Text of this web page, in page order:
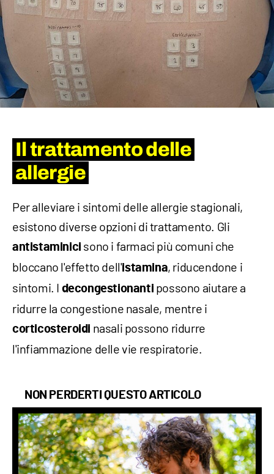
Il trattamento delle
allergie
Per alleviare i sintomi delle allergie stagionali,
esistono diverse opzioni di trattamento. Gli
antistaminici sono i farmaci più comuni che
bloccano l'effetto dell'istamina, riducendone i
sintomi. I decongestionanti possono aiutare a
ridurre la congestione nasale, mentre i
corticosteroidi nasali possono ridurre
l'infiammazione delle vie respiratorie.
NON PERDERTI QUESTO ARTICOLO